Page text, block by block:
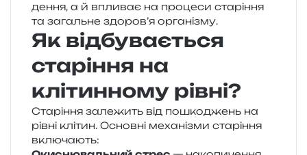
де­н­ня, а й впли­ває на про­це­си ста­рі­н­ня
та загаль­не здо­ро­в’я організму.
Як відбувається
старіння на
клітинному рівні?
Старіння зале­жить від пошко­джень на
рівні клі­тин. Основні меха­ні­зми ста­рі­н­ня
включають: